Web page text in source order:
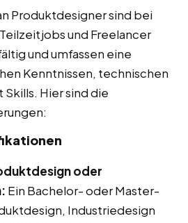
Produktdesigner sind bei
und Freelancer
und umfassen eine
Kenntnissen, technischen
Hier sind die
oder
Ein Bachelor- oder Master-
Industriedesign